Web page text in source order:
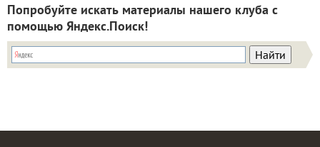
Попробуйте искать материалы нашего клуба с
помощью Яндекс.Поиск!